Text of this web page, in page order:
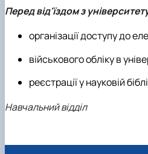
Перед від'їздом з
організації доступу до
військового обліку в
реєстрації у науковій
Навчальний відділ